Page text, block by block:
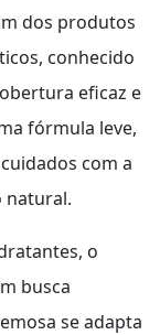
dos produtos
conhecido
eficaz e
fórmula leve,
com a
natural.
o
busca
se adapta